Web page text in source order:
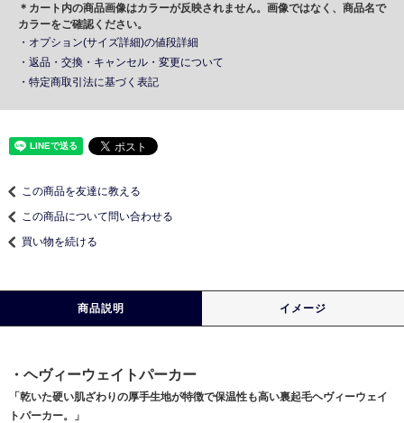
＊カート内の商品画像はカラーが反映されません。画像ではなく、商品名で
カラーをご確認ください。
・オプション(サイズ詳細)の値段詳細
・返品・交換・キャンセル・変更について
・特定商取引法に基づく表記
この商品を友達に教える
この商品について問い合わせる
買い物を続ける
商品説明 イメージ
・ヘヴィーウェイトパーカー
「乾いた硬い肌ざわりの厚手生地が特徴で保温性も高い裏起毛ヘヴィーウェイ
トパーカー。」